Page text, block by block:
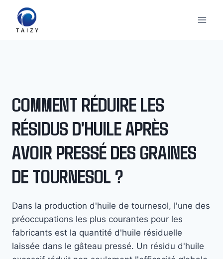
contenu
COMMENT RÉDUIRE LES
RÉSIDUS D'HUILE APRÈS
AVOIR PRESSÉ DES GRAINES
DE TOURNESOL ?
Dans la production d'huile de tournesol, l'une des
préoccupations les plus courantes pour les
fabricants est la quantité d'huile résiduelle
laissée dans le gâteau pressé. Un résidu d'huile